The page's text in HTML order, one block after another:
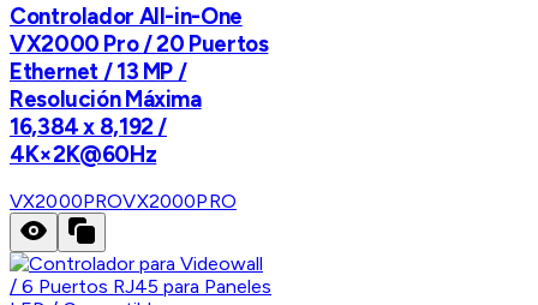
Controlador All-in-One
VX2000 Pro / 20 Puertos
Ethernet / 13 MP /
Resolución Máxima
16,384 x 8,192 /
4K×2K@60Hz
VX2000PROVX2000PRO